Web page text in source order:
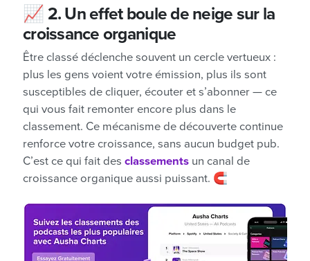
📈 2. Un effet boule de neige sur la
croissance organique
Être classé déclenche souvent un cercle vertueux :
plus les gens voient votre émission, plus ils sont
susceptibles de cliquer, écouter et s’abonner — ce
qui vous fait remonter encore plus dans le
classement. Ce mécanisme de découverte continue
renforce votre croissance, sans aucun budget pub.
C’est ce qui fait des classements un canal de
croissance organique aussi puissant. 🧲